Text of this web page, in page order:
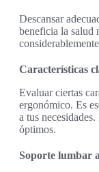
Descansar
beneficia la salud
Características
Evaluar ciertas
ergonómico. Es
a tus
óptimos.
Soporte lumbar